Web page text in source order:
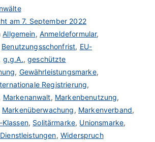
am7. September 2022
Allgemein, Anmeldeformular,
Benutzungsschonfrist, EU-
g.g.A.,geschützte
, Gewährleistungsmarke,
Registrierung,
Markenanwalt, Markenbenutzung,
Markenüberwachung, Markenverband,
, Solitärmarke, Unionsmarke,
, Widerspruch